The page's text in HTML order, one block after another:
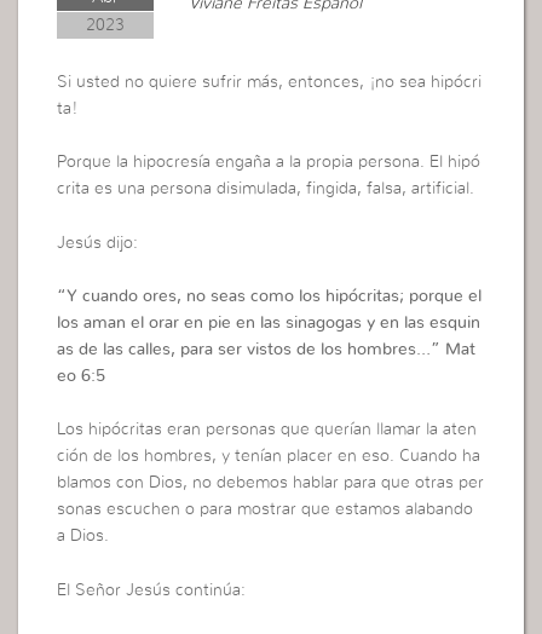
2023
Viviane Freitas Español
Si usted no quiere sufrir más, entonces, ¡no sea hipócri
ta!
Porque la hipocresía engaña a la propia persona. El hipó
crita es una persona disimulada, fingida, falsa, artificial.
Jesús dijo:
“Y cuando ores, no seas como los hipócritas; porque el
los aman el orar en pie en las sinagogas y en las esquin
as de las calles, para ser vistos de los hombres…” Mat
eo 6:5
Los hipócritas eran personas que querían llamar la aten
ción de los hombres, y tenían placer en eso. Cuando ha
blamos con Dios, no debemos hablar para que otras per
sonas escuchen o para mostrar que estamos alabando
a Dios.
El Señor Jesús continúa: